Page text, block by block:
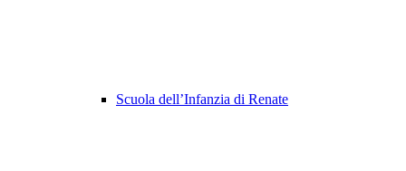
Scuola dell’Infanzia di Renate